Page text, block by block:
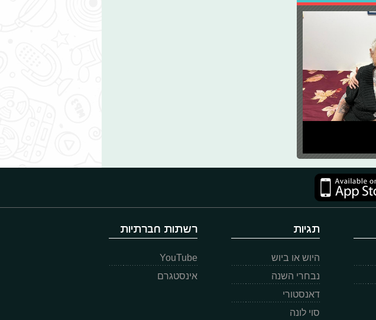
תגיות
היוש או ביוש
נבחרי השנה
דאנסטורי
סוי לונה
רשתות חברתיות
YouTube
אינסטגרם